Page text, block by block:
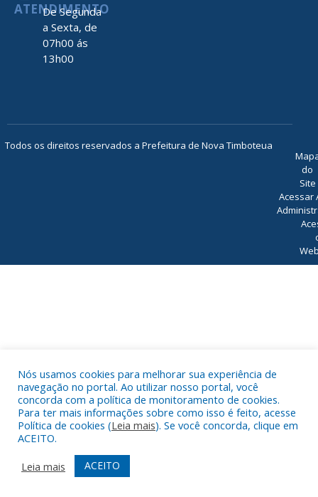
ATENDIMENTO
De Segunda
a Sexta, de
07h00 ás
13h00
Todos os direitos reservados a Prefeitura de Nova Timboteua
do
Site
Acessar
Nós usamos cookies para melhorar sua experiência de
navegação no portal. Ao utilizar nosso portal, você
concorda com a política de monitoramento de cookies.
Para ter mais informações sobre como isso é feito, acesse
Política de cookies (Leia mais). Se você concorda, clique em
ACEITO.
Leia mais
ACEITO